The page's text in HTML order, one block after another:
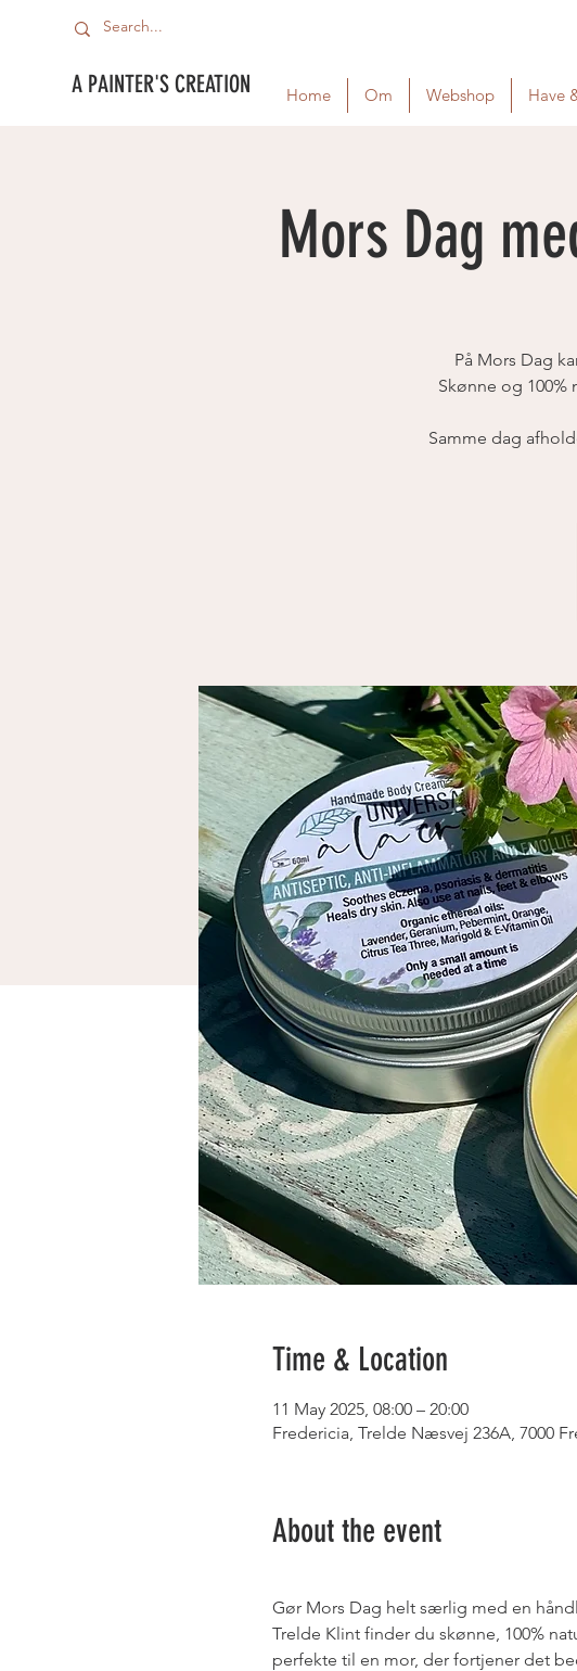
A PAINTER'S CREATION Home Om Webshop Have
Mors Dag
På Mors Dag
Skønne og
Samme dag
Time & Location
11 May 2025, 08:00 – 20:00
Fredericia, Trelde Næsvej 236A, 7000
About the event
Gør Mors Dag helt særlig med en
Trelde Klint finder du skønne, 100%
perfekte til en mor, der fortjener det